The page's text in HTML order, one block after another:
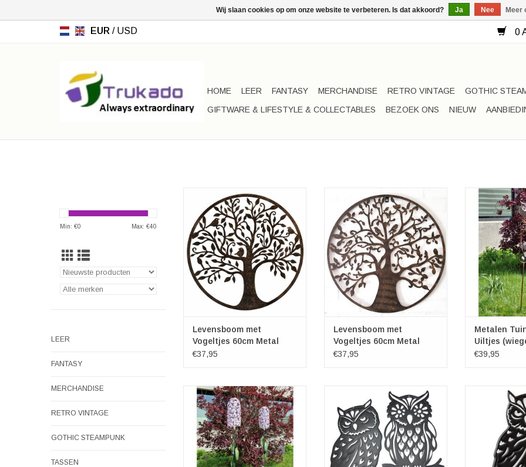
EUR / USD 0
HOME LEER FANTASY MERCHANDISE RETRO VINTAGE GOTHIC
GIFTWARE & LIFESTYLE & COLLECTABLES
BEZOEK ONS NIEUW
Min: €0 Max: €40
LEER
FANTASY
MERCHANDISE
RETRO VINTAGE
GOTHIC STEAMPUNK
TASSEN
Levensboom met Vogeltjes
Metalen Wanddecoratie
Diameter ca. 60cm
Dikte metaal: ca. 3mm
Hoogte rand: ca. 1,2mm
TOEVOEGEN AAN WINKELWAGEN
Levensboom met
Vogeltjes 60cm Metal
€37,95
Levensboom met Vogeltjes
Metalen Wanddecoratie
Diameter ca. 60cm
Dikte metaal: ca. 3mm
Hoogte rand: ca. 1,2mm
TOEVOEGEN AAN WINKELWAGEN
Levensboom met
Vogeltjes 60cm Metal
€37,95
Decoratieve
Hoogte:
TOEVOEGEN
Metalen
Uiltjes
€39,95
Decoratieve Metalen Tuinsteker
Hyacint
Hoogte: 121cm
TOEVOEGEN AAN WINKELWAGEN
Metalen Uil Silhouet
Wandornament set van 2
Metalen Wanddecoratie
Afmetingen: (lxb) ca. 35,5cm x
20cm
TOEVOEGEN AAN WINKELWAGEN
Metalen
Metalen
Afmetingen:
TOEVOEGEN
Wij slaan cookies op om onze website te verbeteren. Is dat akkoord? Ja Nee Meer